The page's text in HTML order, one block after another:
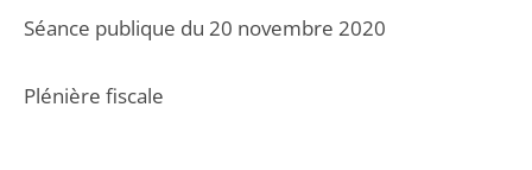
Séance publique du 20 novembre 2020
Plénière fiscale